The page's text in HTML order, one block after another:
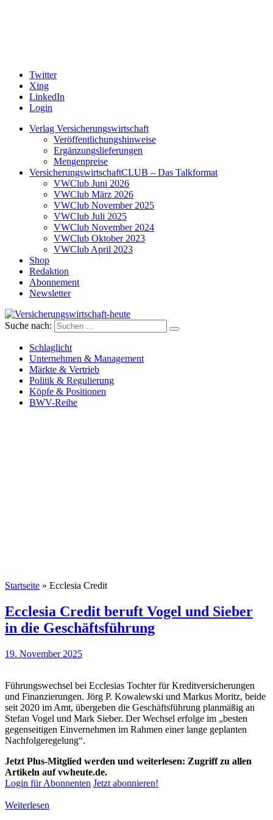
Twitter
Xing
LinkedIn
Login
Verlag Versicherungswirtschaft
Veröffentlichungshinweise
Ergänzungslieferungen
Mengenpreise
VersicherungswirtschaftCLUB – Das Talkformat
VWClub Juni 2026
VWClub März 2026
VWClub November 2025
VWClub Juli 2025
VWClub November 2024
VWClub Oktober 2023
VWClub April 2023
Shop
Redaktion
Abonnement
Newsletter
Versicherungswirtschaft-heute
Suche nach:
Schlaglicht
Unternehmen & Management
Märkte & Vertrieb
Politik & Regulierung
Köpfe & Positionen
BWV-Reihe
Startseite » Ecclesia Credit
Ecclesia Credit beruft Vogel und Sieber
in die Geschäftsführung
19. November 2025
Führungswechsel bei Ecclesias Tochter für Kreditversicherungen
und Finanzierungen. Jörg P. Kowalewski und Markus Moritz, beide
seit 2020 im Amt, übergeben die Geschäftsführung planmäßig an
Stefan Vogel und Mark Sieber. Der Wechsel erfolge im „besten
gegenseitigen Einvernehmen im Rahmen einer lange geplanten
Nachfolgeregelung“.
Jetzt Plus-Mitglied werden und weiterlesen: Zugriff zu allen
Artikeln auf vwheute.de.
Login für Abonnenten Jetzt abonnieren!
Weiterlesen